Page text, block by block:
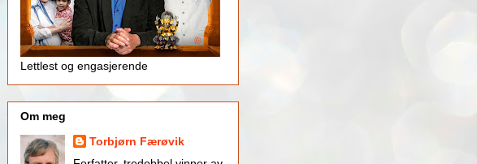
Lettlest og engasjerende
Om meg
Torbjørn Færøvik